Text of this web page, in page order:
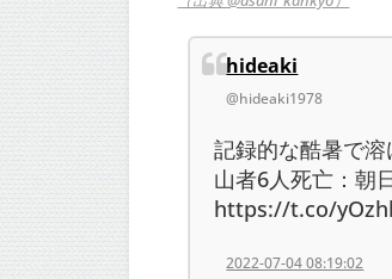
hideaki
@hideaki1978
記録的な酷暑で
山者6人死亡：朝
https://t.co/
2022-07-04 08:19:02